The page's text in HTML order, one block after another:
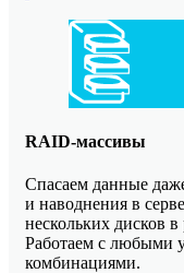
RAID-массивы
Спасаем данные
и наводнения в
нескольких дисков в
Работаем с любыми
комбинациями.